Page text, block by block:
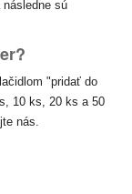
sú
"pridať do
10 ks, 20 ks a 50
nás.